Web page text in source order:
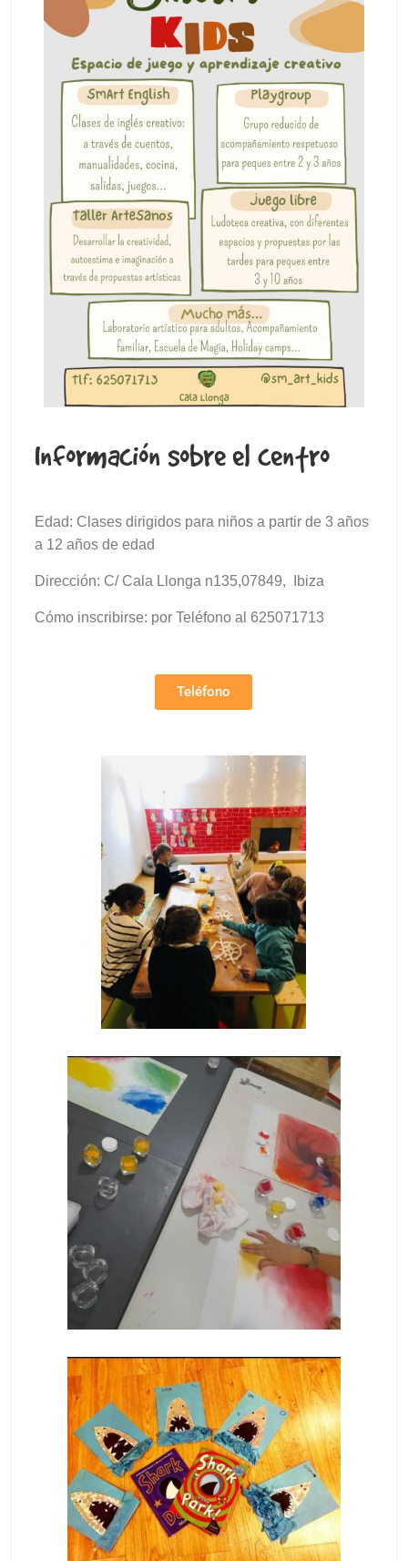
Información sobre el centro
Edad: Clases dirigidos para niños a partir de 3 años
a 12 años de edad
Dirección: C/ Cala Llonga n135,07849, Ibiza
Cómo inscribirse: por Teléfono al 625071713
Teléfono